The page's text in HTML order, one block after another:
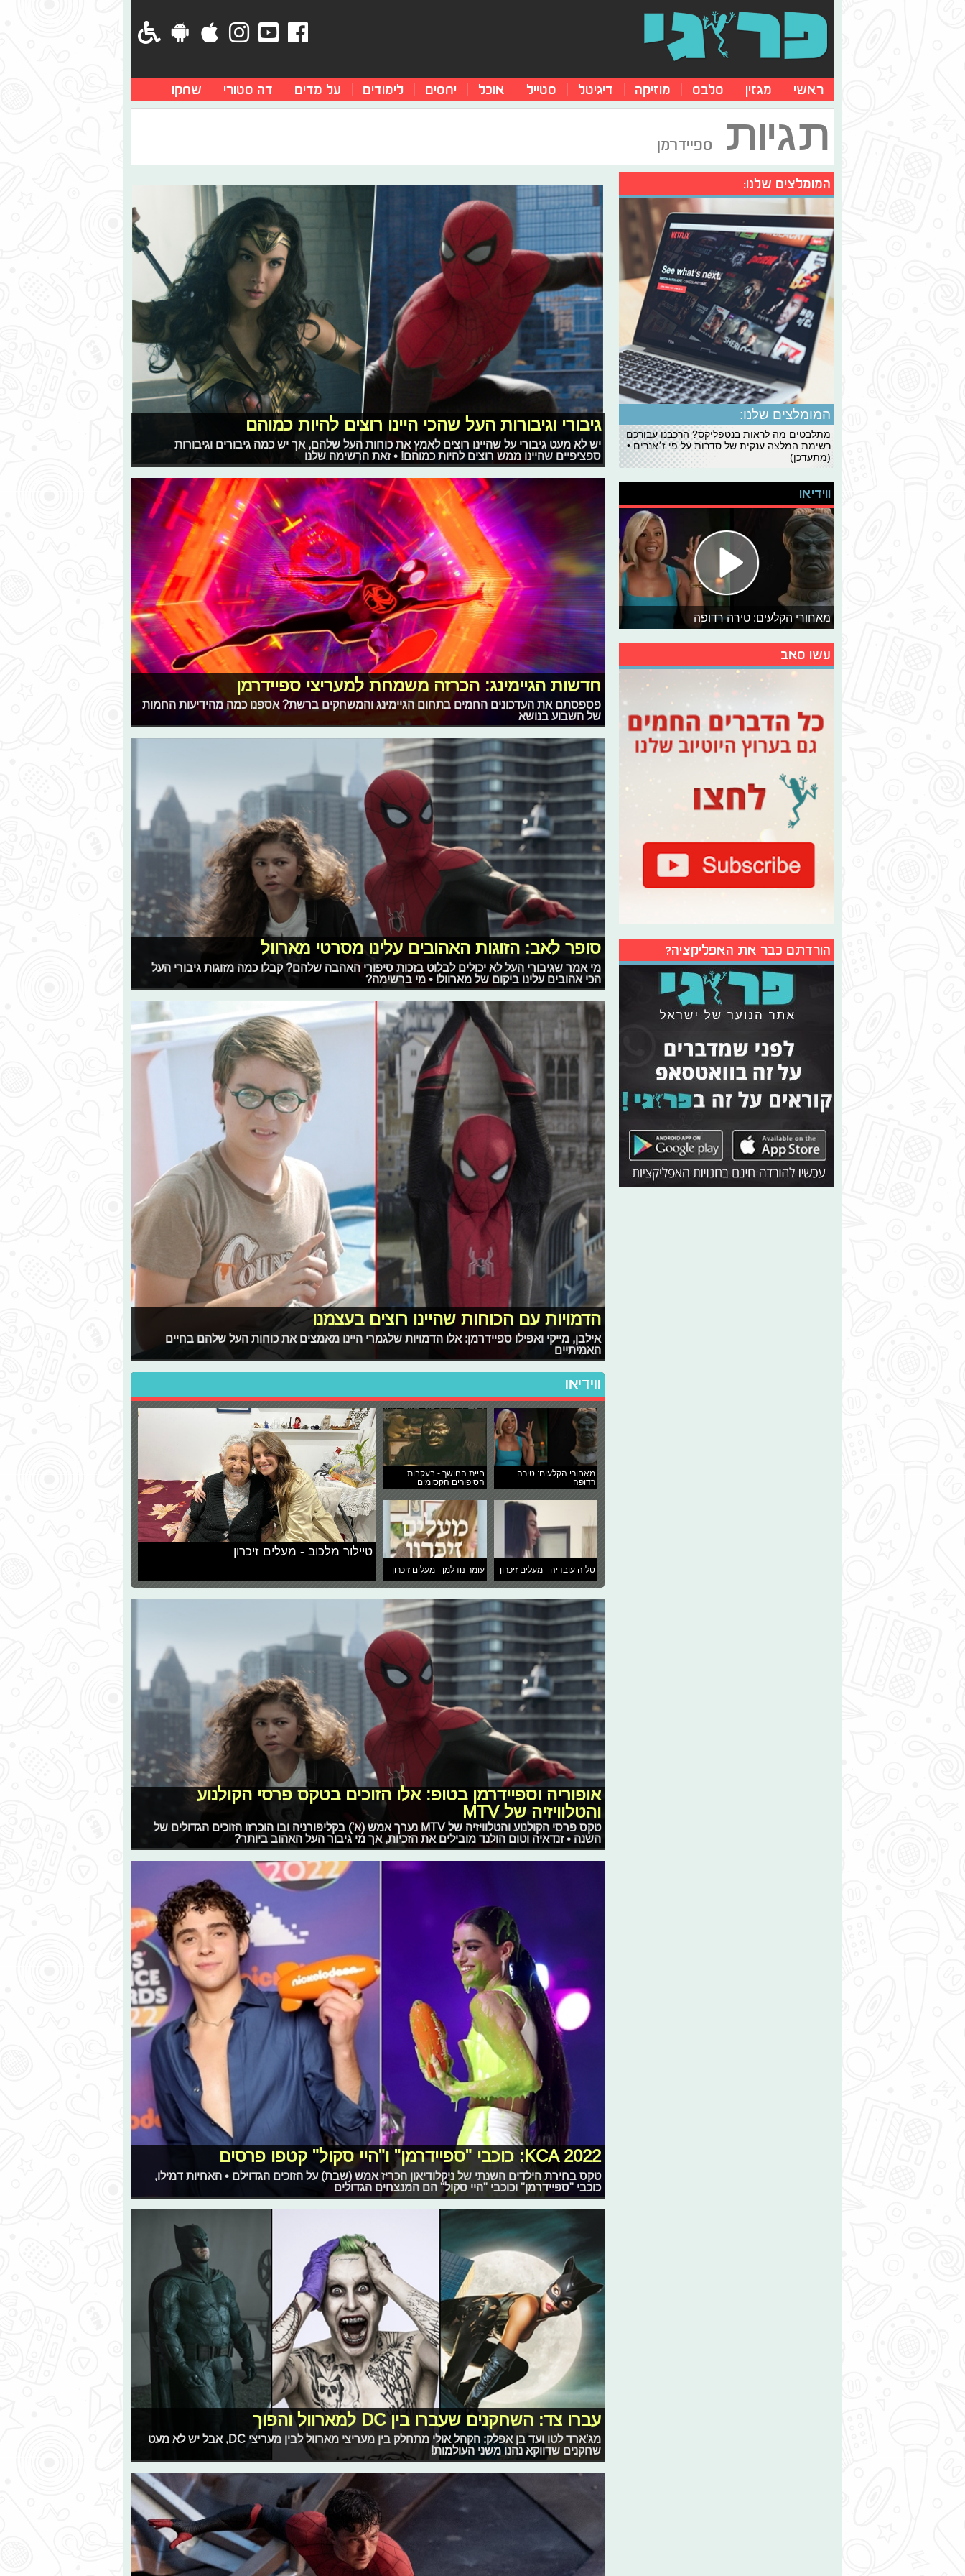
ראשי מגזין סלבס מוזיקה דיגיטל סטייל אוכל יחסים לימודים על מדים דה סטורי שחקו
תגיות ספיידרמן
גיבורי וגיבורות העל שהכי היינו רוצים להיות כמוהם
יש לא מעט גיבורי על שהיינו רוצים לאמץ את כוחות העל שלהם, אך יש כמה גיבורים וגיבורות
ספציפיים שהיינו ממש רוצים להיות כמוהם! • זאת הרשימה שלנו
חדשות הגיימינג: הכרזה משמחת למעריצי ספיידרמן
פספסתם את העדכונים החמים בתחום הגיימינג והמשחקים ברשת? אספנו כמה מהידיעות החמות
של השבוע בנושא
סופר לאב: הזוגות האהובים עלינו מסרטי מארוול
מי אמר שגיבורי העל לא יכולים לבלוט בזכות סיפורי האהבה שלהם? קבלו כמה מזוגות גיבורי העל
הכי אהובים עלינו ביקום של מארוול! • מי ברשימה?
הדמויות עם הכוחות שהיינו רוצים בעצמנו
אילבן, מייקי ואפילו ספיידרמן: אלו הדמויות שלגמרי היינו מאמצים את כוחות העל שלהם בחיים
האמיתיים
ווידיאו
מאחורי הקלעים: טירה
רדופה
חיית החושך - בעקבות
הסיפורים הקסומים
טליה עובדיה - מעלים זיכרון עומר נודלמן - מעלים זיכרון
טיילור מלכוב - מעלים זיכרון
אופוריה וספיידרמן בטופ: אלו הזוכים בטקס פרסי הקולנוע
והטלוויזיה של MTV
טקס פרסי הקולנוע והטלוויזיה של MTV נערך אמש (א') בקליפורניה ובו הוכרזו הזוכים הגדולים של
השנה • זנדאיה וטום הולנד מובילים את הזכיות, אך מי גיבור העל האהוב ביותר?
KCA 2022: כוכבי "ספיידרמן" ו"היי סקול" קטפו פרסים
טקס בחירת הילדים השנתי של ניקלודיאון הכריז אמש (שבת) על הזוכים הגדוילם • האחיות דמילו,
כוכבי "ספיידרמן" וכוכבי "היי סקול" הם המנצחים הגדולים
עברו צד: השחקנים שעברו בין DC למארוול והפוך
מג'ארד לטו ועד בן אפלק: הקהל אולי מתחלק בין מעריצי מארוול לבין מעריצי DC, אבל יש לא מעט
שחקנים שדווקא נהנו משני העולמות!
המומלצים שלנו:
המומלצים שלנו:
מתלבטים מה לראות בנטפליקס? הרכבנו עבורכם
רשימת המלצה ענקית של סדרות על פי ז׳אנרים •
(מתעדכן)
ווידיאו
מאחורי הקלעים: טירה רדופה
עשו סאב
הורדתם כבר את האפליקציה?